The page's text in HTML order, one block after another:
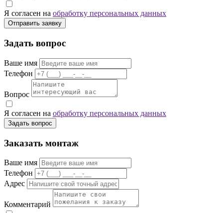
Я согласен на обработку персональных данных
Отправить заявку
Задать вопрос
Ваше имя
Телефон
Вопрос
Я согласен на обработку персональных данных
Задать вопрос
Заказать монтаж
Ваше имя
Телефон
Адрес
Комментарий